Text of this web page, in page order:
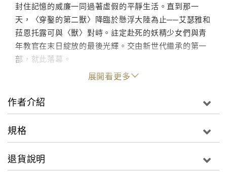
封住記憶的威廉一同過著虛假的平靜生活。直到那一
天，〈穿鑿的第二獸〉降臨於懸浮大陸為止──艾瑟雅和
菈恩托露可與〈獸〉對峙。註定赴死的妖精少女們與青
年教官在末日綻放的最後光輝。交由新世代繼承的第一
部，就此落幕。
展開看更多
作者介紹
規格
退貨說明